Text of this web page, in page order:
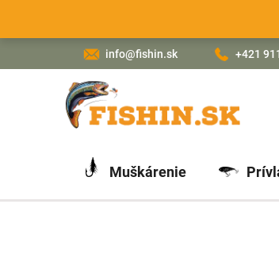
obsah
info@fishin.sk +421
Muškárenie